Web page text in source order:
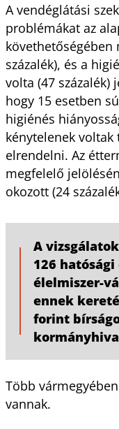
A vendéglátási
problémákat az
követhetőségében
százalék), és a
volta (47 százalék)
hogy 15 esetben
higiénés
kénytelenek voltak
elrendelni. Az
megfelelő
okozott (24
A
126
élelmiszer-
ennek
forint
Több
vannak.